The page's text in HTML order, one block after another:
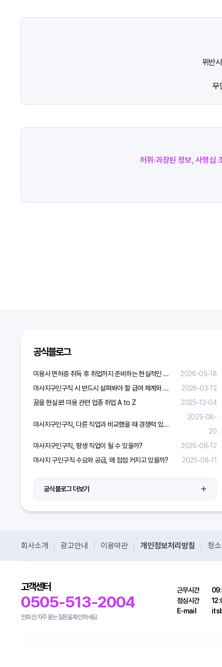
위반
무
허위·과장된 정보, 사행심
공식블로그
미용사 면허증 취득 후 취업까지 준비하는 현실적인 방법
2026-05-18
마사지구인구직 시 반드시 살펴봐야 할 급여 체계와 합리적 보상 가이드
2026-03-12
꿈을 현실로! 미용 관련 업종 취업 A to Z
2025-12-04
마사지구인구직, 다른 직업과 비교했을 때 경쟁력 있을까?
2025-08-
20
마사지구인구직, 평생 직업이 될 수 있을까?
2025-08-12
마사지 구인구직 수요와 공급, 왜 점점 커지고 있을까?
2025-08-11
공식블로그 더보기
회사소개 광고안내 이용약관 개인정보처리방침 청
고객센터
0505-513-2004
전화 전 자주 묻는 질문을 확인하세요
근무시간
점심시간
E-mail